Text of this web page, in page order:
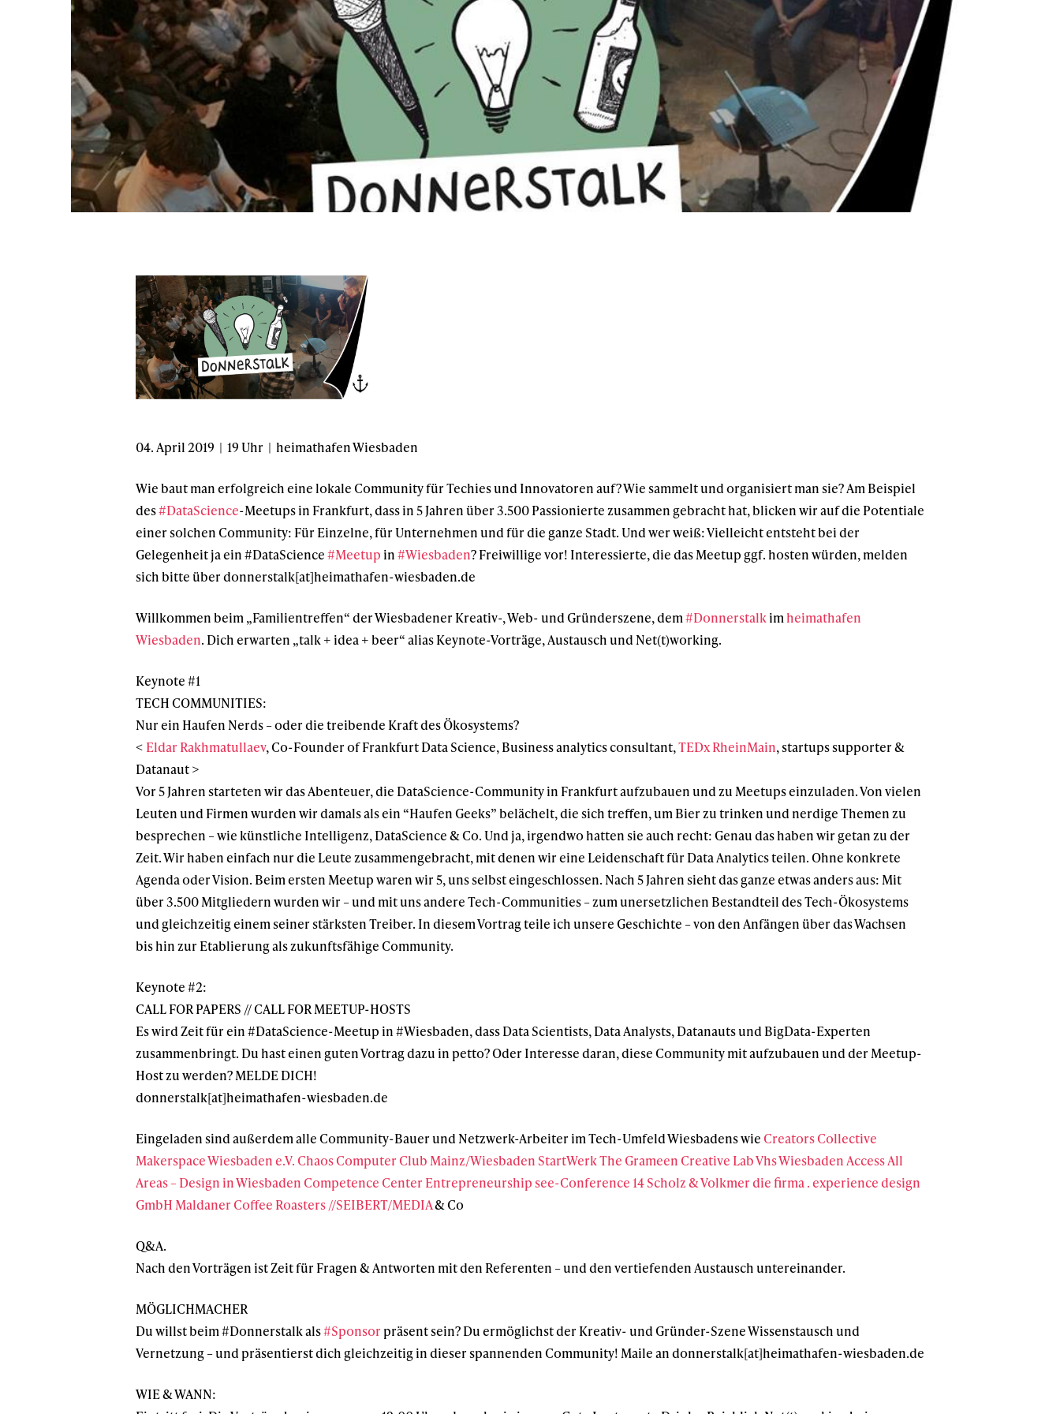
04. April 2019 | 19 Uhr | heimathafen Wiesbaden
Wie baut man erfolgreich eine lokale Community für Techies und Innovatoren auf? Wie sammelt und organisiert man sie? Am Beispiel
des#DataScience-Meetups in Frankfurt, dass in 5 Jahren über 3.500 Passionierte zusammen gebracht hat, blicken wir auf die Potentiale
einer solchen Community: Für Einzelne, für Unternehmen und für die ganze Stadt. Und wer weiß: Vielleicht entsteht bei der
Gelegenheit ja ein #DataScience#Meetup in#Wiesbaden? Freiwillige vor! Interessierte, die das Meetup ggf. hosten würden, melden
sich bitte über donnerstalk[at]heimathafen-wiesbaden.de
Willkommen beim „Familientreffen“ der Wiesbadener Kreativ-, Web- und Gründerszene, dem#Donnerstalkimheimathafen
Wiesbaden. Dich erwarten „talk + idea + beer“ alias Keynote-Vorträge, Austausch und Net(t)working.
Keynote #1
TECH COMMUNITIES:
Nur ein Haufen Nerds – oder die treibende Kraft des Ökosystems?
< Eldar Rakhmatullaev, Co-Founder of Frankfurt Data Science, Business analytics consultant,TEDx RheinMain, startups supporter &
Datanaut >
Vor 5 Jahren starteten wir das Abenteuer, die DataScience-Community in Frankfurt aufzubauen und zu Meetups einzuladen. Von vielen
Leuten und Firmen wurden wir damals als ein “Haufen Geeks” belächelt, die sich treffen, um Bier zu trinken und nerdige Themen zu
besprechen – wie künstliche Intelligenz, DataScience & Co. Und ja, irgendwo hatten sie auch recht: Genau das haben wir getan zu der
Zeit. Wir haben einfach nur die Leute zusammengebracht, mit denen wir eine Leidenschaft für Data Analytics teilen. Ohne konkrete
Agenda oder Vision. Beim ersten Meetup waren wir 5, uns selbst eingeschlossen. Nach 5 Jahren sieht das ganze etwas anders aus: Mit
über 3.500 Mitgliedern wurden wir – und mit uns andere Tech-Communities – zum unersetzlichen Bestandteil des Tech-Ökosystems
und gleichzeitig einem seiner stärksten Treiber. In diesem Vortrag teile ich unsere Geschichte – von den Anfängen über das Wachsen
bis hin zur Etablierung als zukunftsfähige Community.
Keynote #2:
CALL FOR PAPERS // CALL FOR MEETUP-HOSTS
Es wird Zeit für ein #DataScience-Meetup in #Wiesbaden, dass Data Scientists, Data Analysts, Datanauts und BigData-Experten
zusammenbringt. Du hast einen guten Vortrag dazu in petto? Oder Interesse daran, diese Community mit aufzubauen und der Meetup-
Host zu werden? MELDE DICH!
donnerstalk[at]heimathafen-wiesbaden.de
Eingeladen sind außerdem alle Community-Bauer und Netzwerk-Arbeiter im Tech-Umfeld Wiesbadens wie Creators Collective
Makerspace Wiesbaden e.V. Chaos Computer Club Mainz/Wiesbaden StartWerkThe Grameen Creative LabVhs WiesbadenAccess All
Areas – Design in Wiesbaden Competence Center Entrepreneurshipsee-Conference 14Scholz & Volkmerdie firma . experience design
GmbHMaldaner Coffee Roasters//SEIBERT/MEDIA& Co
Q&A.
Nach den Vorträgen ist Zeit für Fragen & Antworten mit den Referenten – und den vertiefenden Austausch untereinander.
MÖGLICHMACHER
Du willst beim #Donnerstalk als#Sponsorpräsent sein? Du ermöglichst der Kreativ- und Gründer-Szene Wissenstausch und
Vernetzung – und präsentierst dich gleichzeitig in dieser spannenden Community! Maile an donnerstalk[at]heimathafen-wiesbaden.de
WIE & WANN: